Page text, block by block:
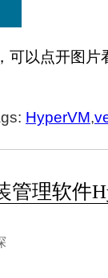
可以点开图片
HyperVM,
管理软件